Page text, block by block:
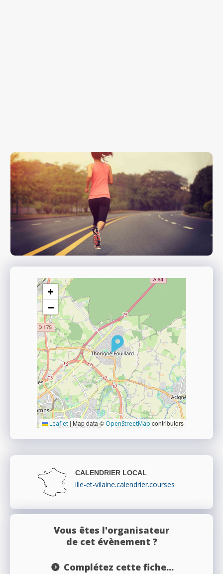
+
−
Leaflet | Map data © OpenStreetMap contributors
CALENDRIER LOCAL
ille-et-vilaine.calendrier.courses
Vous êtes l'organisateur
de cet évènement ?
Complétez cette fiche...